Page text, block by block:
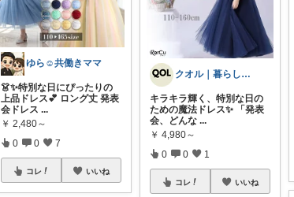
ゆら☺️共働きママ
👗✨特別な日にぴったりの
上品ドレス💕 ロング丈 発表
会ドレス ...
￥ 2,480～
0 0 7
コレ いいね
クオル｜暮らしの「質」爆上げ🈁
キラキラ輝く、特別な日の
ための魔法ドレス✨ 「発表
会、どんな ...
￥ 4,980～
0 0 1
コレ いいね